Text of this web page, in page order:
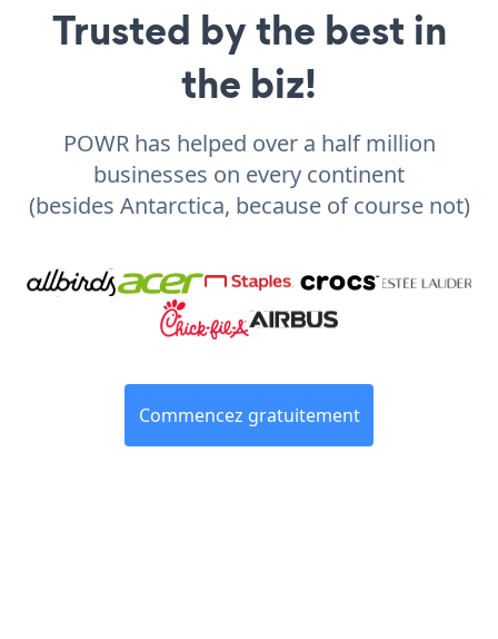
Trusted by the best in
the biz!
POWR has helped over a half million
businesses on every continent
(besides Antarctica, because of course not)
Commencez gratuitement